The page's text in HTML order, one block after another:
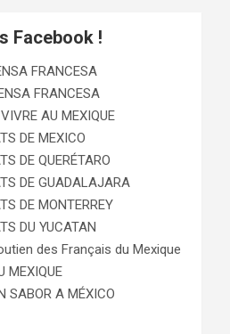
Facebook !
FRANCESA
FRANCESA
AU MEXIQUE
DE MEXICO
DE QUERÉTARO
DE GUADALAJARA
DE MONTERREY
DU YUCATAN
des Français du Mexique
MEXIQUE
SABOR A MÉXICO